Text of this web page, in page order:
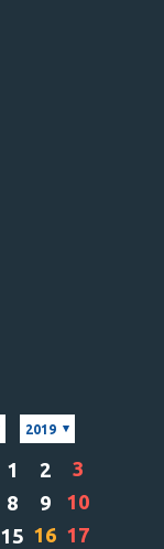
2019
1 2
3
8 9
10
15 16 17